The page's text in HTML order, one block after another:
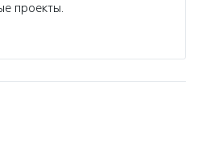
проекты.